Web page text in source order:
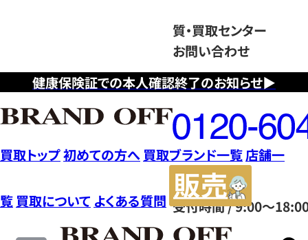
健康保険証での本人確認終了のお知らせ▶
質・買取センター
お問い合わせ
フ
リ
ー
ダ
イ
ヤ
ル
0120604117
受付時間 / 9:00～
買取トップ初めての方へ 買取ブランド一覧店舗一
覧 買取について よくある質問
サ